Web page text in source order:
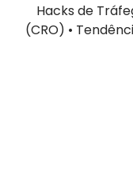
Hacks de
(CRO) •